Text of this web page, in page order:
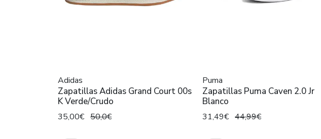
Adidas
Zapatillas Adidas Grand Court 00s
K Verde/Crudo
35,00€ 50,0€
Puma
Zapatillas Puma Caven 2.0 Jr
Blanco
31,49€ 44,99€